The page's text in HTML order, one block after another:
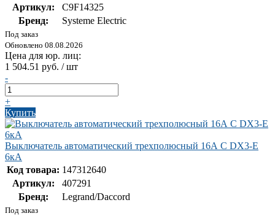
Артикул:
C9F14325
Бренд:
Systeme Electric
Под заказ
Обновлено 08.08.2026
Цена для юр. лиц:
1 504.51 руб. / шт
-
+
Купить
Выключатель автоматический трехполюсный 16А C DX3-E
6кА
Код товара: 147312640
Артикул:
407291
Бренд:
Legrand/Daccord
Под заказ